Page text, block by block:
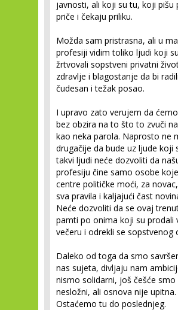
javnosti, ali koji su tu, koji pišu
priče i čekaju priliku.
Možda sam pristrasna, ali u
profesiji vidim toliko ljudi koji su
žrtvovali sopstveni privatni
zdravlje i blagostanje da bi
čudesan i težak posao.
I upravo zato verujem da
bez obzira na to što to zvuči
kao neka parola. Naprosto ne
drugačije da bude uz ljude koji
takvi ljudi neće dozvoliti da
profesiju čine samo osobe
centre političke moći, za
sva pravila i kaljajući čast
Neće dozvoliti da se ovaj
pamti po onima koji su prodali
večeru i odrekli se sopstvenog
Daleko od toga da smo
nas sujeta, divljaju nam
nismo solidarni, još češće smo
nesložni, ali osnova nije upitna.
Ostaćemo tu do poslednjeg.